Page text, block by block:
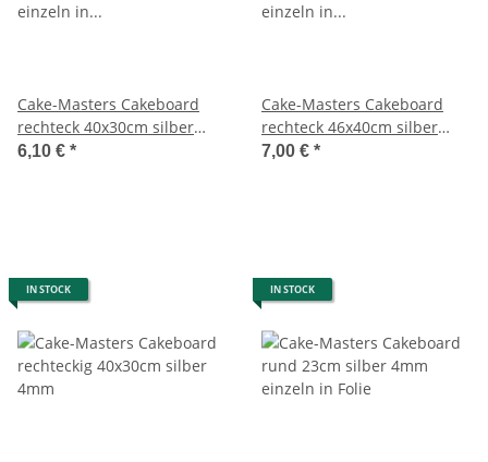
Cake-Masters Cakeboard
rechteck 40x30cm silber
einzeln in Folie
6,10 € *
Cake-Masters Cakeboard
rechteck 46x40cm silber
einzeln in Folie
7,00 € *
IN STOCK IN STOCK